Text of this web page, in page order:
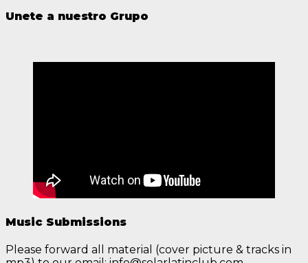
Unete a nuestro Grupo
Music Submissions
Please forward all material (cover picture & tracks in